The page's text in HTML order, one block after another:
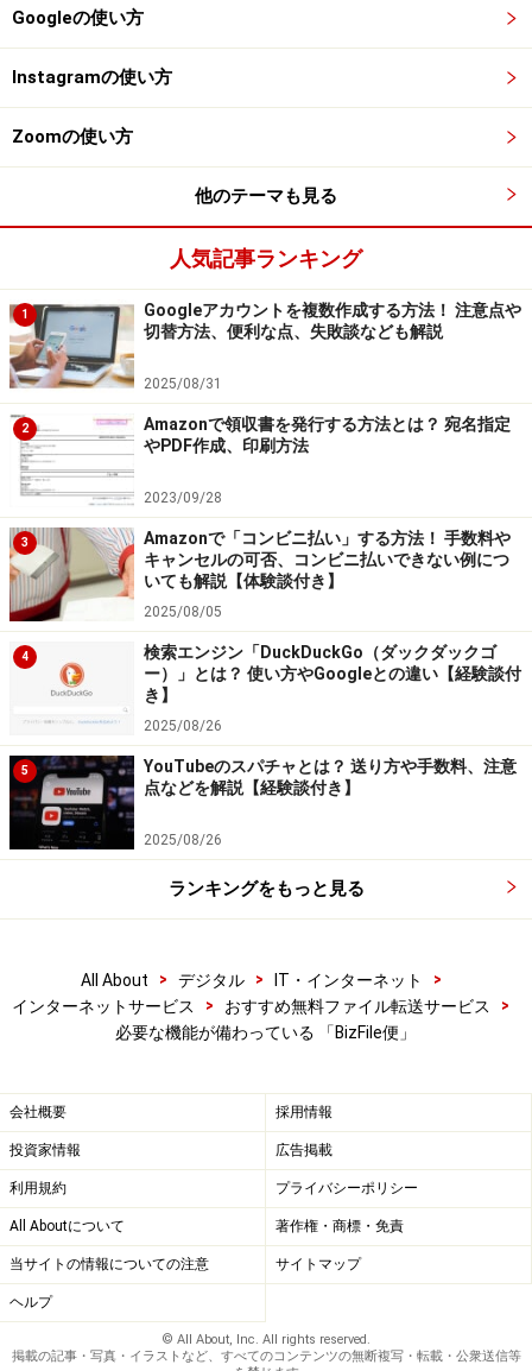
Googleの使い方
Instagramの使い方
Zoomの使い方
他のテーマも見る
人気記事ランキング
1
Googleアカウントを複数作成する方法！ 注意点や
切替方法、便利な点、失敗談なども解説
2025/08/31
2
Amazonで領収書を発行する方法とは？ 宛名指定
やPDF作成、印刷方法
2023/09/28
3
Amazonで「コンビニ払い」する方法！ 手数料や
キャンセルの可否、コンビニ払いできない例につ
いても解説【体験談付き】
2025/08/05
4
検索エンジン「DuckDuckGo（ダックダックゴ
ー）」とは？ 使い方やGoogleとの違い【経験談付
き】
2025/08/26
5
YouTubeのスパチャとは？ 送り方や手数料、注意
点などを解説【経験談付き】
2025/08/26
ランキングをもっと見る
All About > デジタル > IT・インターネット
>
インターネットサービス
> おすすめ無料ファイル転送サービス
>
必要な機能が備わっている 「BizFile便」
会社概要 採用情報
投資家情報 広告掲載
利用規約 プライバシーポリシー
All Aboutについて 著作権・商標・免責
当サイトの情報についての注意 サイトマップ
ヘルプ
© All About, Inc. All rights reserved.
掲載の記事・写真・イラストなど、すべてのコンテンツの無断複写・転載・公衆送信等